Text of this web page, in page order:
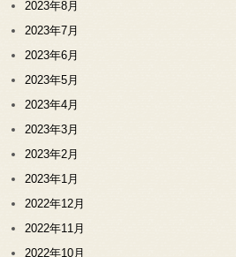
2023年8月
2023年7月
2023年6月
2023年5月
2023年4月
2023年3月
2023年2月
2023年1月
2022年12月
2022年11月
2022年10月